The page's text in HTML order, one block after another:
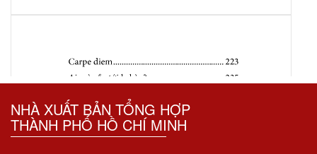
NHÀ XUẤT BẢN TỔNG HỢP
THÀNH PHỐ HỒ CHÍ MINH